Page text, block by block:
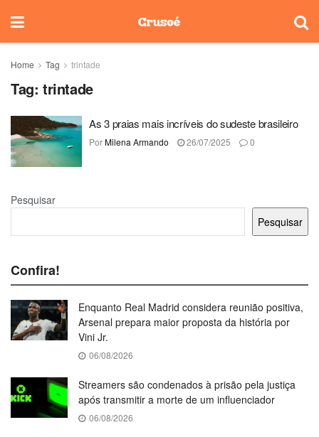
Home Tag trintade
Tag: trintade
As 3 praias mais incríveis do sudeste brasileiro
PorMilena Armando 26/07/2025 0
Pesquisar
Pesquisar
Confira!
Enquanto Real Madrid considera reunião positiva,
Arsenal prepara maior proposta da história por
Vini Jr.
06/08/2026
Streamers são condenados à prisão pela justiça
após transmitir a morte de um influenciador
06/08/2026